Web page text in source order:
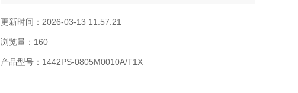
更新时间：2026-03-13 11:57:21
浏览量：160
产品型号：1442PS-0805M0010A/T1X